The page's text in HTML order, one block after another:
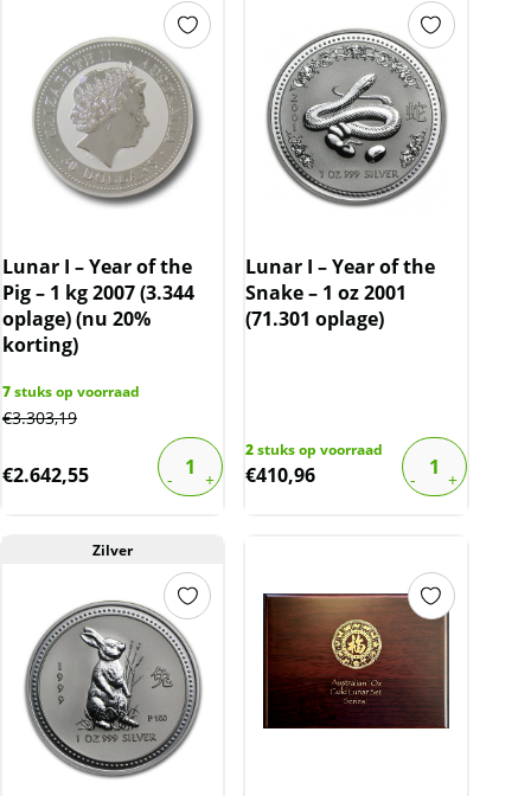
Lunar I – Year of the
Pig – 1 kg 2007 (3.344
oplage) (nu 20%
korting)
7stuks op voorraad
€3.303,19
€2.642,55
Lunar I – Year of the
Snake – 1 oz 2001
(71.301 oplage)
2stuks op voorraad
€410,96
Zilver